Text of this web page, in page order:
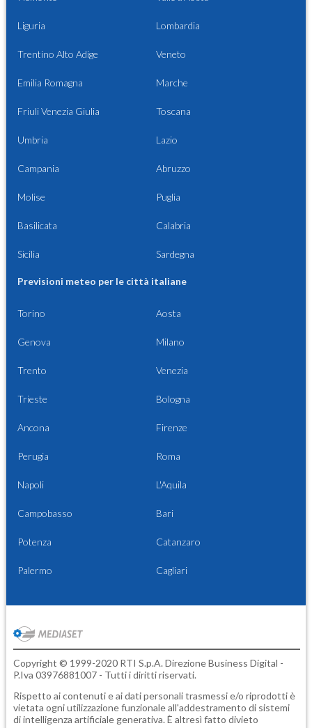
Liguria Lombardia
Trentino Alto Adige Veneto
Emilia Romagna Marche
Friuli Venezia Giulia Toscana
Umbria Lazio
Campania Abruzzo
Molise Puglia
Basilicata Calabria
Sicilia Sardegna
Previsioni meteo per le città italiane
Torino Aosta
Genova Milano
Trento Venezia
Trieste Bologna
Ancona Firenze
Perugia Roma
Napoli L'Aquila
Campobasso Bari
Potenza Catanzaro
Palermo Cagliari
Copyright © 1999-2020 RTI S.p.A. Direzione Business Digital -
P.Iva 03976881007 - Tutti i diritti riservati.
Rispetto ai contenuti e ai dati personali trasmessi e/o riprodotti è
vietata ogni utilizzazione funzionale all'addestramento di sistemi
di intelligenza artificiale generativa. È altresì fatto divieto